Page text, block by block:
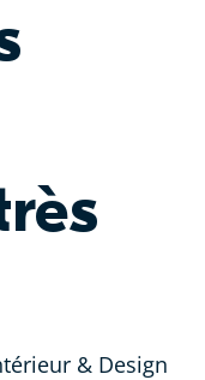
& Design